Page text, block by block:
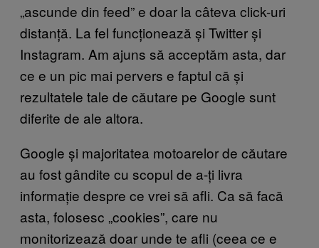
„ascunde din feed” e doar la câteva click-uri
distanță. La fel funcționează și Twitter și
Instagram. Am ajuns să acceptăm asta, dar
ce e un pic mai pervers e faptul că și
rezultatele tale de căutare pe Google sunt
diferite de ale altora.
Google și majoritatea motoarelor de căutare
au fost gândite cu scopul de a-ți livra
informație despre ce vrei să afli. Ca să facă
asta, folosesc „cookies”, care nu
monitorizează doar unde te afli (ceea ce e